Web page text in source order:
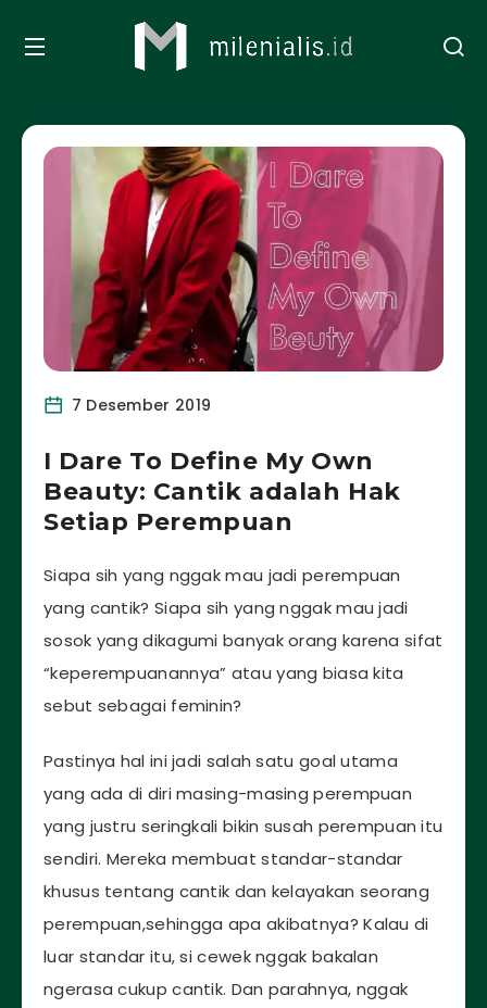
7 Desember 2019
I Dare To Define My Own
Beauty: Cantik adalah Hak
Setiap Perempuan
Siapa sih yang nggak mau jadi perempuan
yang cantik? Siapa sih yang nggak mau jadi
sosok yang dikagumi banyak orang karena sifat
“keperempuanannya” atau yang biasa kita
sebut sebagai feminin?
Pastinya hal ini jadi salah satu goal utama
yang ada di diri masing-masing perempuan
yang justru seringkali bikin susah perempuan itu
sendiri. Mereka membuat standar-standar
khusus tentang cantik dan kelayakan seorang
perempuan,sehingga apa akibatnya? Kalau di
luar standar itu, si cewek nggak bakalan
ngerasa cukup cantik. Dan parahnya, nggak